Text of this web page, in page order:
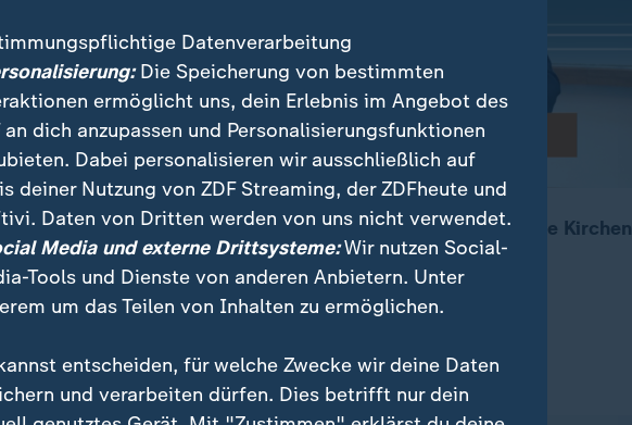
Insel Java sind bei einer Anschlagsserie auf christliche Kirchen
getötet worden. Dutzende weitere wurden verletzt.
Datenverarbeitung
Die Speicherung von bestimmten
ermöglicht uns, dein Erlebnis im Angebot des
an dich anzupassen und Personalisierungsfunktionen
Dabei personalisieren wir ausschließlich auf
deiner Nutzung von ZDF Streaming, der ZDFheute und
Daten von Dritten werden von uns nicht verwendet.
Media und externe Drittsysteme:Wir nutzen Social-
Tools und Dienste von anderen Anbietern. Unter
um das Teilen von Inhalten zu ermöglichen.
entscheiden, für welche Zwecke wir deine Daten
und verarbeiten dürfen. Dies betrifft nur dein